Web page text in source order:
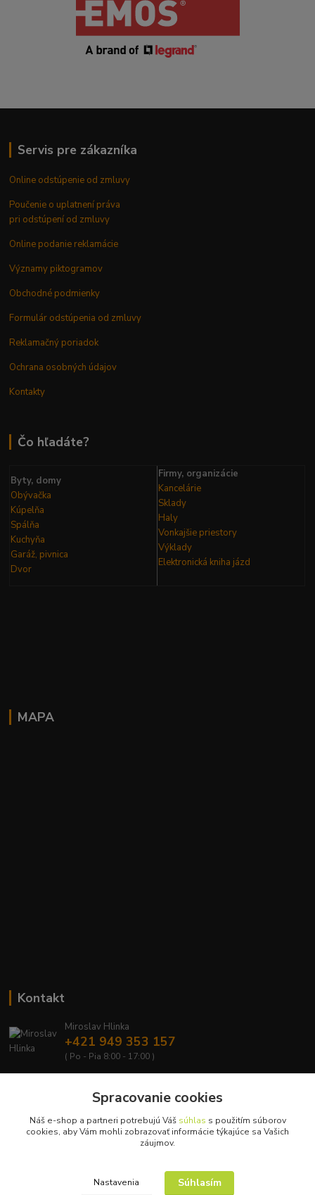
Servis pre zákazníka
Online odstúpenie od zmluvy
Poučenie o uplatnení práva
pri odstúpení od zmluvy
Online podanie reklamácie
Významy piktogramov
Obchodné podmienky
Formulár odstúpenia od zmluvy
Reklamačný poriadok
Ochrana osobných údajov
Kontakty
Čo hľadáte?
Byty, domy
Obývačka
Kúpelňa
Spálňa
Kuchyňa
Garáž, pivnica
Dvor
Firmy, organizácie
Kancelárie
Sklady
Haly
Vonkajšie priestory
Výklady
Elektronická kniha jázd
MAPA
Kontakt
Miroslav Hlinka
+421 949 353 157
( Po - Pia 8:00 - 17:00 )
Upravit sběr cookies.
Spracovanie cookies
Náš e-shop a partneri potrebujú Váš súhlas s použitím súborov
cookies, aby Vám mohli zobrazovať informácie týkajúce sa Vašich
záujmov.
Nastavenia Súhlasím